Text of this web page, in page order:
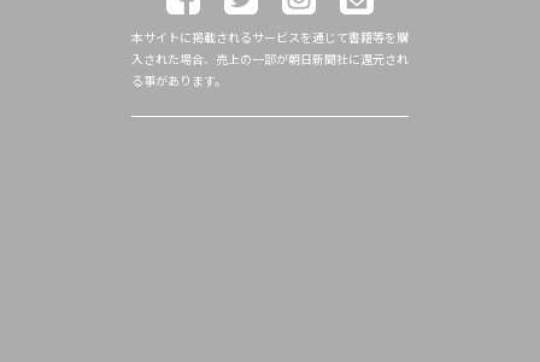
本サイトに掲載されるサービスを通じて書籍等を購
入された場合、売上の一部が朝日新聞社に還元され
る事があります。